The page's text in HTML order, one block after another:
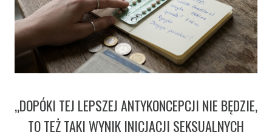
„DOPÓKI TEJ LEPSZEJ ANTYKONCEPCJI NIE BĘDZIE,
TO TEŻ TAKI WYNIK INICJACJI SEKSUALNYCH